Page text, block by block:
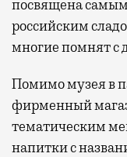
посвящена
российским
многие помнят с
Помимо музея в
фирменный
тематическим
напитки с